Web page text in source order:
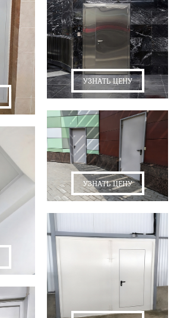
УЗНАТЬ ЦЕНУ
УЗНАТЬ ЦЕНУ